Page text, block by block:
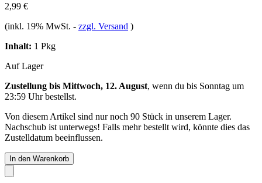
2,99 €
(inkl. 19% MwSt. - zzgl. Versand )
Inhalt: 1 Pkg
Auf Lager
Zustellung bis Mittwoch, 12. August, wenn du bis Sonntag um
23:59 Uhrbestellst.
Von diesem Artikel sind nur noch 90 Stück in unserem Lager.
Nachschub ist unterwegs! Falls mehr bestellt wird, könnte dies das
Zustelldatum beeinflussen.
In den Warenkorb